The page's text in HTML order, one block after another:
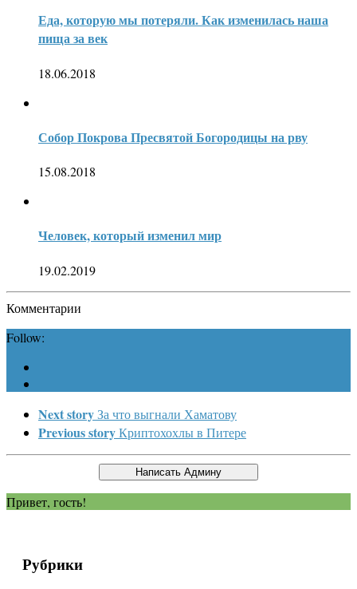
Еда, которую мы потеряли. Как изменилась наша
пища за век
18.06.2018
Собор Покрова Пресвятой Богородицы на рву
15.08.2018
Человек, который изменил мир
19.02.2019
Комментарии
Follow:
Next storyЗа что выгнали Хаматову
Previous storyКриптохохлы в Питере
Привет, гость!
Рубрики